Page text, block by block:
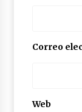
Correo
Web